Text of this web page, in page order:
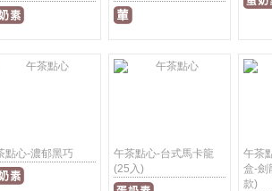
點心-濃郁黑巧
午茶點心-台式馬卡龍
(25入)
午茶
盒-劍
款)